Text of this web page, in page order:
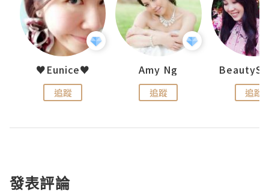
♥Eunice♥
追蹤
Amy Ng
追蹤 追蹤
發表評論